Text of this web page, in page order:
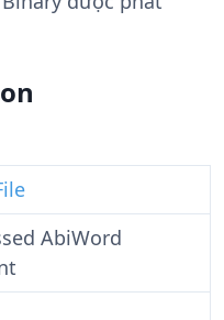
AbiWord